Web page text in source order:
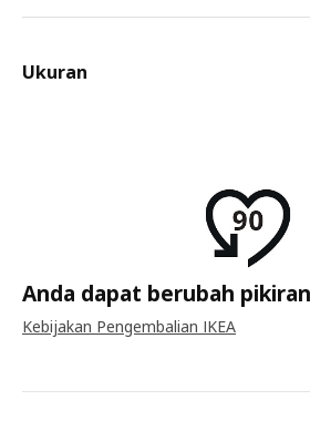
Ukuran
Anda dapat berubah
Kebijakan Pengembalian IKEA